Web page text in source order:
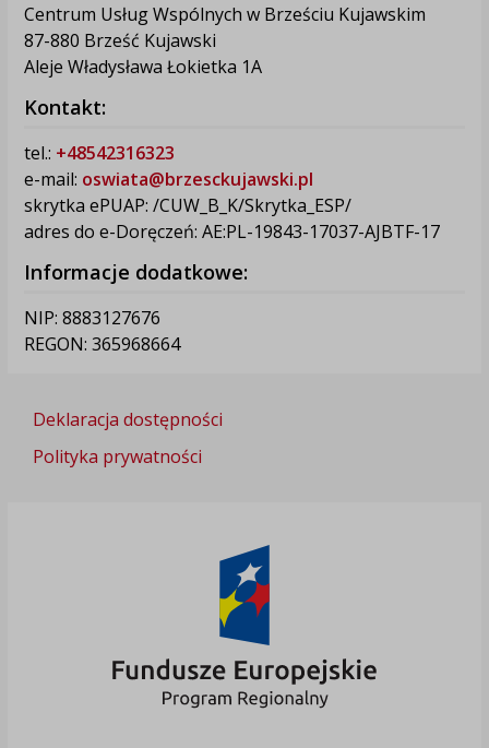
Centrum Usług Wspólnych w Brześciu Kujawskim
87-880 Brześć Kujawski
Aleje Władysława Łokietka 1A
Kontakt:
tel.: +48542316323
e-mail: oswiata@brzesckujawski.pl
skrytka ePUAP: /CUW_B_K/Skrytka_ESP/
adres do e-Doręczeń: AE:PL-19843-17037-AJBTF-17
Informacje dodatkowe:
NIP: 8883127676
REGON: 365968664
Deklaracja dostępności
Polityka prywatności